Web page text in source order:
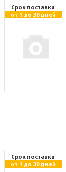
Cрок поставки
от 1 до 30 дней
Cрок поставки
от 1 до 30 дней